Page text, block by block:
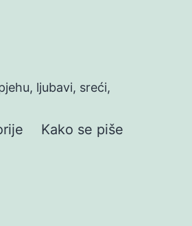
ljubavi, sreći,
Kako se piše